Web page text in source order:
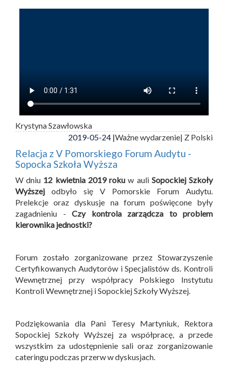
Krystyna Szawłowska
2019-05-24 |Ważne wydarzenie| Z Polski
Relacja z V Pomorskiego Forum Audytu -
Sopocka Szkoła Wyższa
W dniu 12 kwietnia 2019 roku w auli Sopockiej Szkoły
Wyższej odbyło się V Pomorskie Forum Audytu.
Prelekcje oraz dyskusje na forum poświęcone były
zagadnieniu - Czy kontrola zarządcza to problem
kierownika jednostki?
Forum zostało zorganizowane przez Stowarzyszenie
Certyfikowanych Audytorów i Specjalistów ds. Kontroli
Wewnętrznej przy współpracy Polskiego Instytutu
Kontroli Wewnętrznej i Sopockiej Szkoły Wyższej.
Podziękowania dla Pani Teresy Martyniuk, Rektora
Sopockiej Szkoły Wyższej za współpracę, a przede
wszystkim za udostępnienie sali oraz zorganizowanie
cateringu podczas przerw w dyskusjach.